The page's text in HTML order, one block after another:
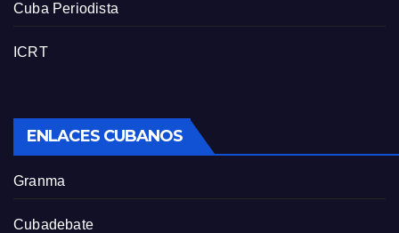
Cuba Periodista
ICRT
ENLACES CUBANOS
Granma
Cubadebate